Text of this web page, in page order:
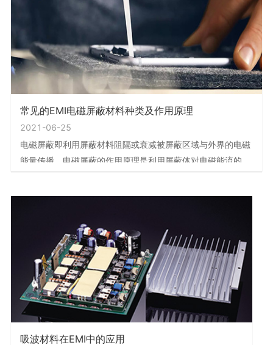
但是电磁屏蔽材料不一定反射电磁波，而是通过吸收或反射来
减少到达屏蔽材料另一侧
常见的EMI电磁屏蔽材料种类及作用原理
2021-06-25
电磁屏蔽即利用屏蔽材料阻隔或衰减被屏蔽区域与外界的电磁
能量传播。电磁屏蔽的作用原理是利用屏蔽体对电磁能流的反
蔽)和电磁场屏蔽(电磁波的屏蔽)。通常所说的电磁屏蔽是指后
一种，即对电场和磁场同时加以屏蔽。按照屏蔽作用原理，屏
蔽体对屏蔽效能
吸波材料在EMI中的应用